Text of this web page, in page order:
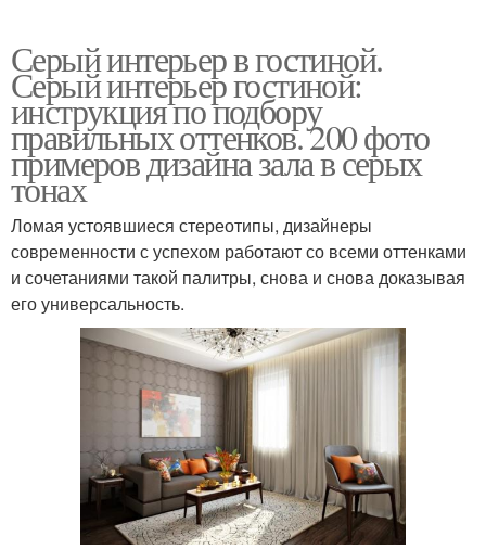
Серый интерьер в гостиной.
Серый интерьер гостиной:
инструкция по подбору
правильных оттенков. 200 фото
примеров дизайна зала в серых
тонах
Ломая устоявшиеся стереотипы, дизайнеры
современности с успехом работают со всеми оттенками
и сочетаниями такой палитры, снова и снова доказывая
его универсальность.